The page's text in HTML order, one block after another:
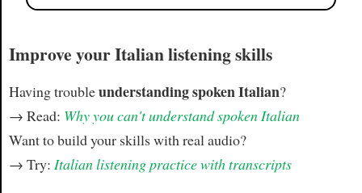
Improve your Italian listening skills
Having troubleunderstanding spoken Italian?
→ Read: Why you can't understand spoken Italian
Want to build your skills with real audio?
→ Try: Italian listening practice with transcripts